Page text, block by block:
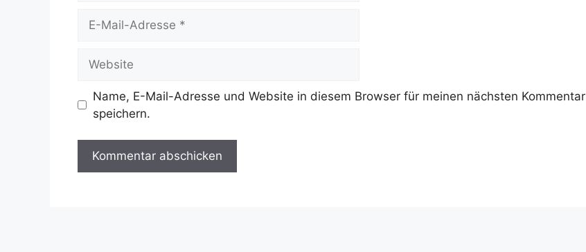
Mail-
Name, E-Mail-Adresse und Website in diesem Browser für meinen nächsten Kommentar
speichern.